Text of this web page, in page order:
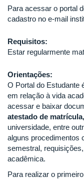
Para acessar o portal
cadastro no e-mail
Requisitos:
Estar regularmente
Orientações:
O Portal do Estudante
em relação à vida
acessar e baixar
atestado de
universidade, entre
alguns procedimentos
semestral,
acadêmica.
Para realizar o